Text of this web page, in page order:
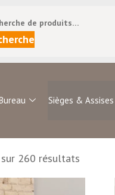
Sièges & Assises
260 résultats